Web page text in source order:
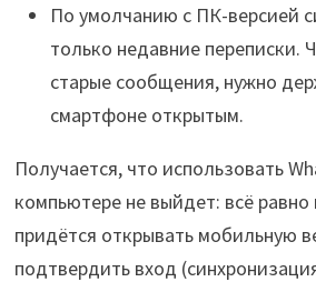
По умолчанию с ПК-версией
только недавние переписки.
старые сообщения, нужно
смартфоне открытым.
Получается, что использовать
компьютере не выйдет: всё
придётся открывать мобильную
подтвердить вход